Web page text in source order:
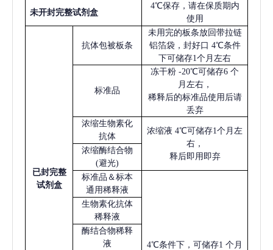
未开封完整试剂盒
4℃保存，请在保质期内
使用
已封完整
试剂盒
抗体包被板条
未用完的板条放回带拉链
铝箔袋，封好口 4℃条件
下可储存1个月左右
标准品
冻干粉 -20℃可储存6 个
月左右，
稀释后的标准品使用后请
丢弃
浓缩生物素化
抗体
浓缩液 4℃可储存1个月左
右，
释后即用即弃
浓缩酶结合物
(避光)
标准品＆标本
通用稀释液
4℃条件下，可储存1 个月
生物素化抗体
稀释液
酶结合物稀释
液